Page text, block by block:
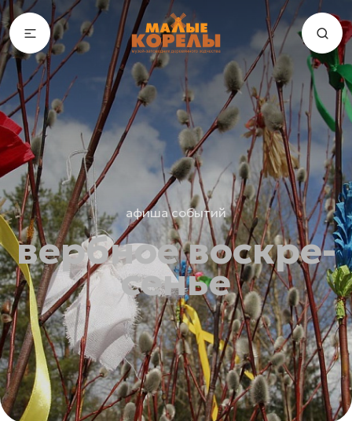
афиша событий
вербное воскре­
се­нье